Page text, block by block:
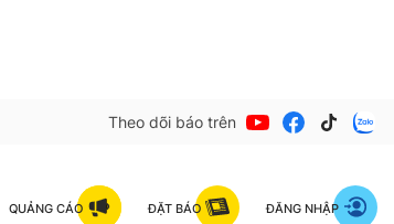
Theo dõi báo trên
QUẢNG CÁO ĐẶT BÁO ĐĂNG NHẬP